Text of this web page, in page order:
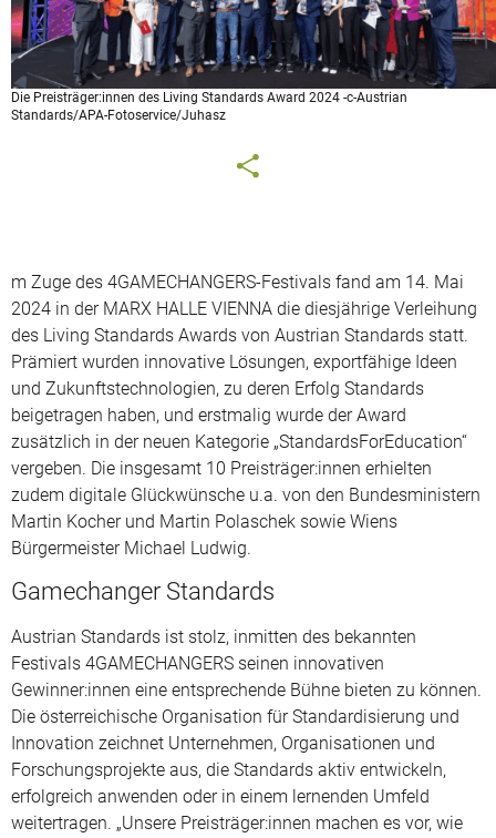
Die Preisträger:innen des Living Standards Award 2024 -c-Austrian
Standards/APA-Fotoservice/Juhasz
m Zuge des 4GAMECHANGERS-Festivals fand am 14. Mai
2024 in der MARX HALLE VIENNA die diesjährige Verleihung
des Living Standards Awards von Austrian Standards statt.
Prämiert wurden innovative Lösungen, exportfähige Ideen
und Zukunftstechnologien, zu deren Erfolg Standards
beigetragen haben, und erstmalig wurde der Award
zusätzlich in der neuen Kategorie „StandardsForEducation“
vergeben. Die insgesamt 10 Preisträger:innen erhielten
zudem digitale Glückwünsche u.a. von den Bundesministern
Martin Kocher und Martin Polaschek sowie Wiens
Bürgermeister Michael Ludwig.
Gamechanger Standards
Austrian Standards ist stolz, inmitten des bekannten
Festivals 4GAMECHANGERS seinen innovativen
Gewinner:innen eine entsprechende Bühne bieten zu können.
Die österreichische Organisation für Standardisierung und
Innovation zeichnet Unternehmen, Organisationen und
Forschungsprojekte aus, die Standards aktiv entwickeln,
erfolgreich anwenden oder in einem lernenden Umfeld
weitertragen. „Unsere Preisträger:innen machen es vor, wie